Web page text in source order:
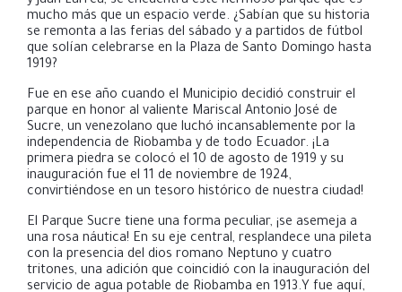
mucho más que un espacio verde. ¿Sabían que su historia
se remonta a las ferias del sábado y a partidos de fútbol
que solían celebrarse en la Plaza de Santo Domingo hasta
1919?
Fue en ese año cuando el Municipio decidió construir el
parque en honor al valiente Mariscal Antonio José de
Sucre, un venezolano que luchó incansablemente por la
independencia de Riobamba y de todo Ecuador. ¡La
primera piedra se colocó el 10 de agosto de 1919 y su
inauguración fue el 11 de noviembre de 1924,
convirtiéndose en un tesoro histórico de nuestra ciudad!
El Parque Sucre tiene una forma peculiar, ¡se asemeja a
una rosa náutica! En su eje central, resplandece una pileta
con la presencia del dios romano Neptuno y cuatro
tritones, una adición que coincidió con la inauguración del
servicio de agua potable de Riobamba en 1913.Y fue aquí,